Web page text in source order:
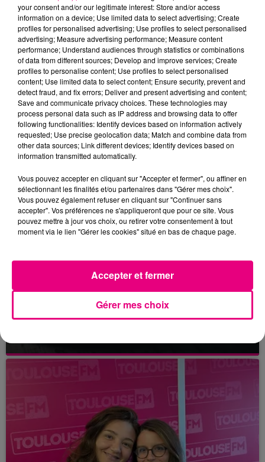
22 juillet 2026
Toulouse : circulation perturbée dans le
secteur François Verdier...
Affaire Jubillar : le procès en appel
your consent and/or our legitimate interest: Store and/or access
information on a device; Use limited data to select advertising; Create
profiles for personalised advertising; Use profiles to select personalised
advertising; Measure advertising performance; Measure content
performance; Understand audiences through statistics or combinations
of data from different sources; Develop and improve services; Create
profiles to personalise content; Use profiles to select personalised
content; Use limited data to select content; Ensure security, prevent and
detect fraud, and fix errors; Deliver and present advertising and content;
Save and communicate privacy choices. These technologies may
process personal data such as IP address and browsing data to offer
following functionalities: Identify devices based on information actively
requested; Use precise geolocation data; Match and combine data from
other data sources; Link different devices; Identify devices based on
information transmitted automatically.
Vous pouvez accepter en cliquant sur "Accepter et fermer", ou affiner en
sélectionnant les finalités et/ou partenaires dans "Gérer mes choix".
Vous pouvez également refuser en cliquant sur "Continuer sans
accepter". Vos préférences ne s'appliqueront que pour ce site. Vous
pouvez mettre à jour vos choix, ou retirer votre consentement à tout
moment via le lien "Gérer les cookies" situé en bas de chaque page.
Gérer mes choix
Accepter et fermer